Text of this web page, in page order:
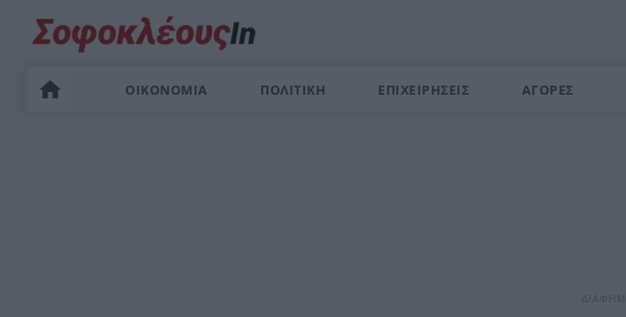
ΟΙΚΟΝΟΜΙΑ ΠΟΛΙΤΙΚΗ ΕΠΙΧΕΙΡΗΣΕΙΣ ΑΓΟΡΕΣ